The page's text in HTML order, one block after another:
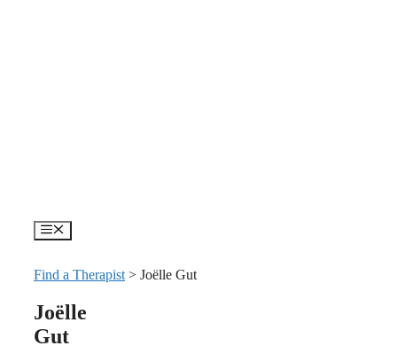
Menu
Find a Therapist > Joëlle Gut
Joëlle
Gut